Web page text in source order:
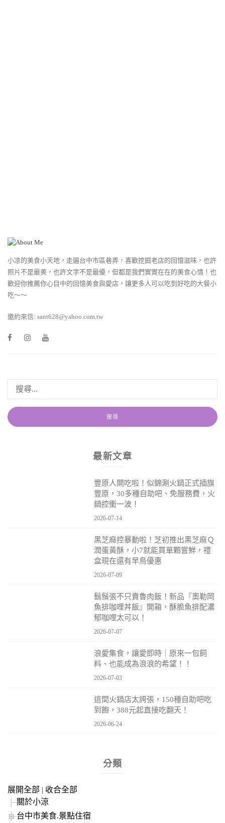
小凉的美食小天地，走遍台中市區巷弄，喜歡挖掘老店的回憶滋味，也許
照片不是最美，也許文字不是最優，但都是我們實實在在的美食心情！也
歡迎你推薦你心目中的回憶美食與愛店，讓更多人可以吃到好吃的大餐小
吃～～
邀約來信: sant628@yahoo.com.tw
最新文章
豐原人開吃啦！似錦涮火鍋正式插旗
豐原，30多種自助吧、免服務費，火
鍋控衝一波！
2026-07-14
黑芝麻控暴動啦！芝初推出黑芝麻Ｑ
潤蛋黃酥，小7就能買單顆嘗鮮，禮
盒現在還有早鳥優惠
2026-07-09
鬍鬚張不只賣魯肉飯！新品『奧勒岡
魚排咖哩丼飯』開箱，酥脆魚排配濃
郁咖哩太可以！
2026-07-07
浪愛集食，讓愛即時｜原來一包飼
料、也能成為浪浪的希望！！
2026-07-03
這間火鍋店太誇張，150種自助吧吃
到飽，388元起直接吃翻天！
2026-06-24
分類
展開全部 | 收合全部
關於小涼
台中市美食.景點住宿